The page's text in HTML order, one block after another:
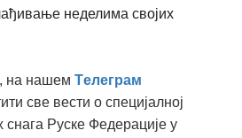
неделима својих
на нашем Tелеграм
све вести о специјалној
Руске Федерације у